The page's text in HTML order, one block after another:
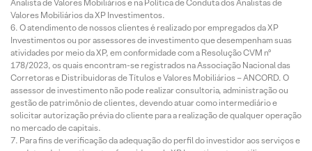
Analista de Valores Mobiliários e na Política de Conduta dos Analistas de
Valores Mobiliários da XP Investimentos.
O atendimento de nossos clientes é realizado por empregados da XP
Investimentos ou por assessores de investimento que desempenham suas
atividades por meio da XP, em conformidade com a Resolução CVM nº
178/2023, os quais encontram-se registrados na Associação Nacional das
Corretoras e Distribuidoras de Títulos e Valores Mobiliários – ANCORD. O
assessor de investimento não pode realizar consultoria, administração ou
gestão de patrimônio de clientes, devendo atuar como intermediário e
solicitar autorização prévia do cliente para a realização de qualquer operação
no mercado de capitais.
Para fins de verificação da adequação do perfil do investidor aos serviços e